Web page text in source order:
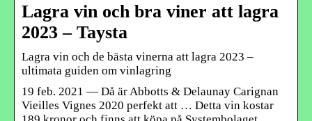
Lagra vin och bra viner att lagra
2023 – Taysta
Lagra vin och de bästa vinerna att lagra 2023 –
ultimata guiden om vinlagring
19 feb. 2021 — Då är Abbotts & Delaunay Carignan
Vieilles Vignes 2020 perfekt att … Detta vin kostar